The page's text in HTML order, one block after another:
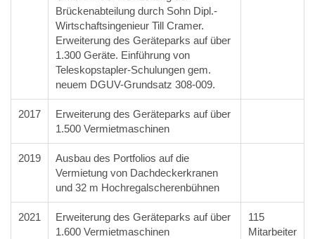
Brückenabteilung durch Sohn Dipl.-
Wirtschaftsingenieur Till Cramer.
Erweiterung des Geräteparks auf über
1.300 Geräte. Einführung von
Teleskopstapler-Schulungen gem.
neuem DGUV-Grundsatz 308-009.
2017
Erweiterung des Geräteparks auf über
1.500 Vermietmaschinen
2019
Ausbau des Portfolios auf die
Vermietung von Dachdeckerkranen
und 32 m Hochregalscherenbühnen
2021
Erweiterung des Geräteparks auf über
1.600 Vermietmaschinen
115
Mitarbeiter